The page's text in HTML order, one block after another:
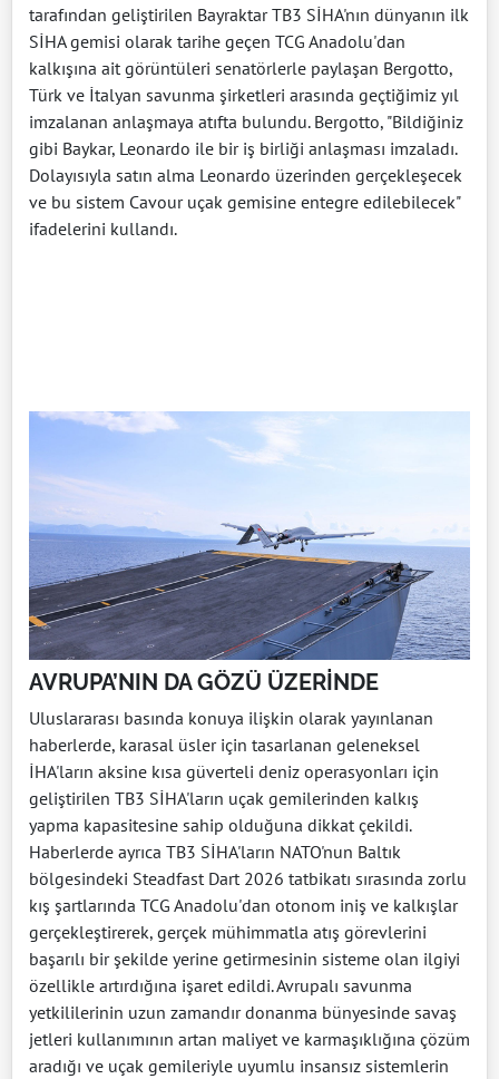
tarafından geliştirilen Bayraktar TB3 SİHA'nın dünyanın ilk
SİHA gemisi olarak tarihe geçen TCG Anadolu'dan
kalkışına ait görüntüleri senatörlerle paylaşan Bergotto,
Türk ve İtalyan savunma şirketleri arasında geçtiğimiz yıl
imzalanan anlaşmaya atıfta bulundu. Bergotto, "Bildiğiniz
gibi Baykar, Leonardo ile bir iş birliği anlaşması imzaladı.
Dolayısıyla satın alma Leonardo üzerinden gerçekleşecek
ve bu sistem Cavour uçak gemisine entegre edilebilecek"
ifadelerini kullandı.
AVRUPA’NIN DA GÖZÜ ÜZERİNDE
Uluslararası basında konuya ilişkin olarak yayınlanan
haberlerde, karasal üsler için tasarlanan geleneksel
İHA'ların aksine kısa güverteli deniz operasyonları için
geliştirilen TB3 SİHA'ların uçak gemilerinden kalkış
yapma kapasitesine sahip olduğuna dikkat çekildi.
Haberlerde ayrıca TB3 SİHA'ların NATO'nun Baltık
bölgesindeki Steadfast Dart 2026 tatbikatı sırasında zorlu
kış şartlarında TCG Anadolu'dan otonom iniş ve kalkışlar
gerçekleştirerek, gerçek mühimmatla atış görevlerini
başarılı bir şekilde yerine getirmesinin sisteme olan ilgiyi
özellikle artırdığına işaret edildi. Avrupalı savunma
yetkililerinin uzun zamandır donanma bünyesinde savaş
jetleri kullanımının artan maliyet ve karmaşıklığına çözüm
aradığı ve uçak gemileriyle uyumlu insansız sistemlerin